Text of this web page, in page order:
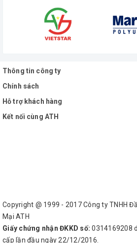
Thông tin công ty
Chính sách
Hỗ trợ khách hàng
Kết nối cùng ATH
Copyright @ 1999 - 2017 Công ty TNHH
Mại ATH
Giấy chứng nhận ĐKKD số: 0314169208
cấp lần đầu ngày 22/12/2016.